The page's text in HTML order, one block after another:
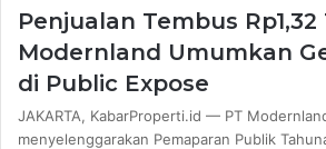
Penjualan Tembus
Modernland Umumkan
di Public Expose
JAKARTA, KabarProperti.id — PT
menyelenggarakan Pemaparan Publik